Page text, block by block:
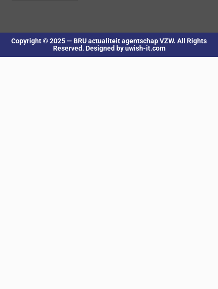
Copyright © 2025 — BRU actualiteit agentschap VZW. All Rights
Reserved. Designed by uwish-it.com